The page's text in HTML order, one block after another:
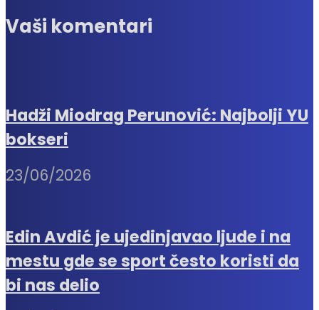
Vaši komentari
Hadži Miodrag Perunović: Najbolji YU
bokseri
23/06/2026
Edin Avdić je ujedinjavao ljude i na
mestu gde se sport često koristi da
bi nas delio